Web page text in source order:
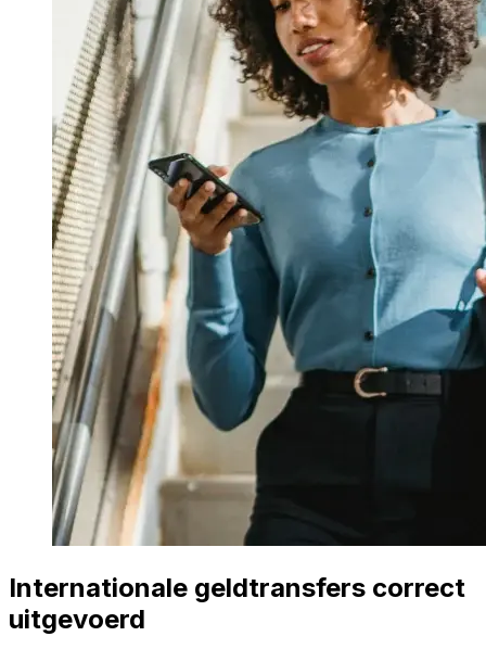
Internationale geldtransfers correct
uitgevoerd